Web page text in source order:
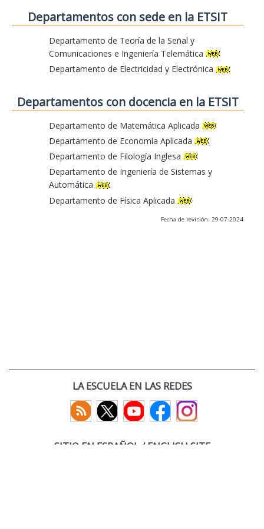
Departamentos con sede en la ETSIT
Departamento de Teoría de la Señal y
Comunicaciones e Ingeniería Telemática
Departamento de Electricidad y Electrónica
Departamentos con docencia en la ETSIT
Departamento de Matemática Aplicada
Departamento de Economía Aplicada
Departamento de Filología Inglesa
Departamento de Ingeniería de Sistemas y
Automática
Departamento de Física Aplicada
Fecha de revisión: 29-07-2024
LA ESCUELA EN LAS REDES
SITIO EN ESPAÑOL / ENGLISH SITE